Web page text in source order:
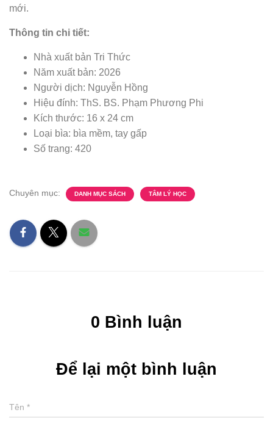
mới.
Thông tin chi tiết:
Nhà xuất bản Tri Thức
Năm xuất bản: 2026
Người dịch: Nguyễn Hồng
Hiệu đính: ThS. BS. Phạm Phương Phi
Kích thước: 16 x 24 cm
Loại bìa: bìa mềm, tay gấp
Số trang: 420
Chuyên mục: DANH MỤC SÁCH TÂM LÝ HỌC
0 Bình luận
Để lại một bình luận
Tên *